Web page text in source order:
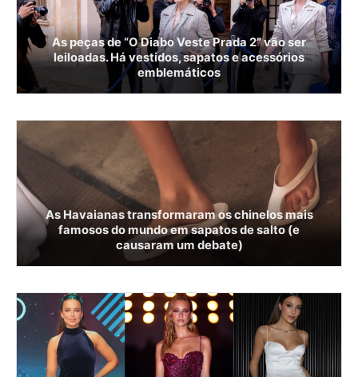
As peças de “O Diabo Veste Prada 2” vão ser
leiloadas. Há vestidos, sapatos e acessórios
emblemáticos
As Havaianas transformaram os chinelos mais
famosos do mundo em sapatos de salto (e
causaram um debate)